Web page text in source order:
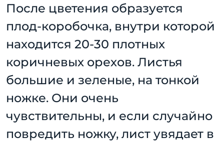
После цветения образуется
плод-коробочка, внутри которой
находится 20-30 плотных
коричневых орехов. Листья
большие и зеленые, на тонкой
ножке. Они очень
чувствительны, и если случайно
повредить ножку, лист увядает в